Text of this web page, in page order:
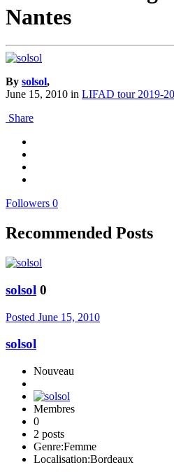
Nantes
By solsol,
June 15, 2010 in LIFAD tour 2019-
Share
Followers 0
Recommended Posts
solsol 0
Posted June 15, 2010
solsol
Nouveau
Membres
0
2 posts
Genre:Femme
Localisation:Bordeaux